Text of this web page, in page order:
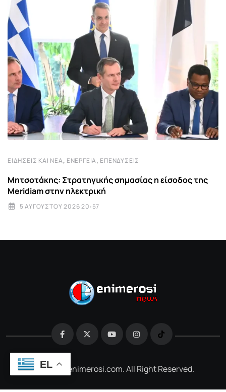
ΕΙΔΉΣΕΙΣ ΚΑΙ ΝΈΑ, ΕΝΈΡΓΕΙΑ, ΕΠΕΝΔΎΣΕΙΣ
Μητσοτάκης: Στρατηγικής σημασίας η είσοδος της
Meridiam στην ηλεκτρική
5 ΑΥΓΟΎΣΤΟΥ 2026 20:57
@2026 e-enimerosi.com. All Right Reserved.
EL